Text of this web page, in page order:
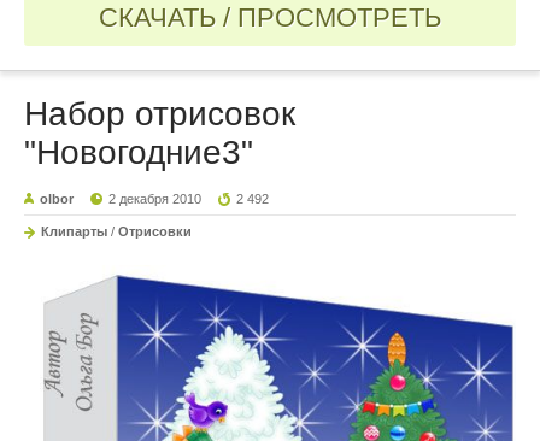
СКАЧАТЬ / ПРОСМОТРЕТЬ
Набор отрисовок
"Новогодние3"
olbor 2 декабря 2010 2 492
Клипарты / Отрисовки